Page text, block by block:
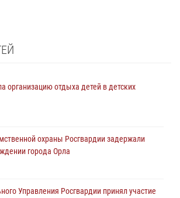
организацию отдыха детей в детских
охраны Росгвардии задержали
города Орла
Управления Росгвардии принял участие